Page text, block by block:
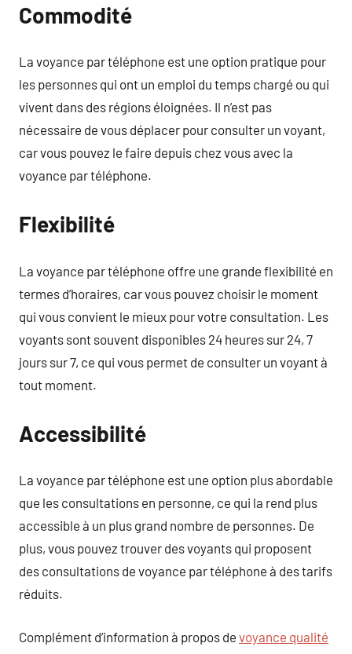
Commodité
La voyance par téléphone est une option pratique pour
les personnes qui ont un emploi du temps chargé ou qui
vivent dans des régions éloignées. Il n’est pas
nécessaire de vous déplacer pour consulter un voyant,
car vous pouvez le faire depuis chez vous avec la
voyance par téléphone.
Flexibilité
La voyance par téléphone offre une grande flexibilité en
termes d’horaires, car vous pouvez choisir le moment
qui vous convient le mieux pour votre consultation. Les
voyants sont souvent disponibles 24 heures sur 24, 7
jours sur 7, ce qui vous permet de consulter un voyant à
tout moment.
Accessibilité
La voyance par téléphone est une option plus abordable
que les consultations en personne, ce qui la rend plus
accessible à un plus grand nombre de personnes. De
plus, vous pouvez trouver des voyants qui proposent
des consultations de voyance par téléphone à des tarifs
réduits.
Complément d’information à propos de voyance qualité